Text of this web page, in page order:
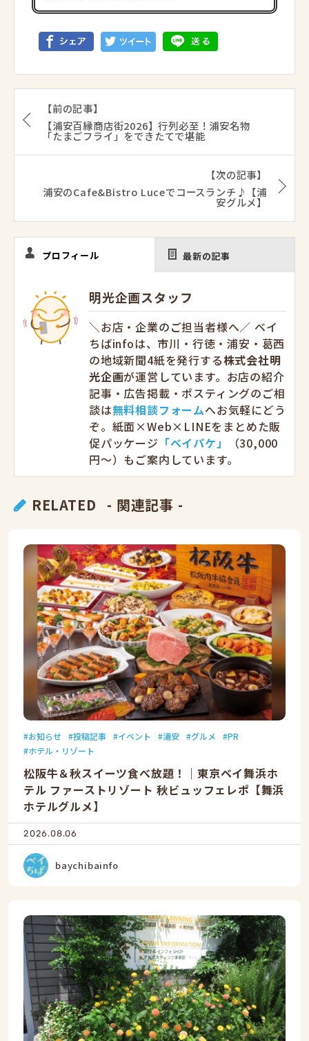
【前の記事】
【浦安百縁商店街2026】行列必至！浦安名物
「たまごフライ」をできたてで堪能
【次の記事】
浦安のCafe&Bistro Luceでコースランチ♪【浦
安グルメ】
プロフィール 最新の記事
明光企画スタッフ
＼お店・企業のご担当者様へ／ ベイ
ちばinfoは、市川・行徳・浦安・葛西
の地域新聞4紙を発行する株式会社明
光企画が運営しています。お店の紹介
記事・広告掲載・ポスティングのご相
談は無料相談フォームへお気軽にどう
ぞ。紙面×Web×LINEをまとめた販
促パッケージ 「ベイパケ」
（30,000
円〜）もご案内しています。
RELATED - 関連記事 -
お知らせ 投稿記事 イベント 浦安 グルメ
PR
ホテル・リゾート
松阪牛＆秋スイーツ食べ放題！｜東京ベイ舞浜ホ
テル ファーストリゾート 秋ビュッフェレポ【舞浜
ホテルグルメ】
2026.08.06
baychibainfo